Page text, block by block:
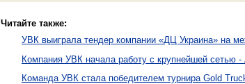
Читайте также:
УВК выиграла тендер компании «ДЦ Украина» на
Компания УВК начала работу с крупнейшей сетью -
Команда УВК стала победителем турнира Gold